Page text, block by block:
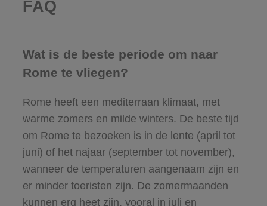
FAQ
Wat is de beste periode om naar
Rome te vliegen?
Rome heeft een mediterraan klimaat, met
warme zomers en milde winters. De beste tijd
om Rome te bezoeken is in de lente (april tot
juni) of het najaar (september tot november),
wanneer de temperaturen aangenaam zijn en
er minder toeristen zijn. De zomermaanden
kunnen erg heet zijn, vooral in juli en